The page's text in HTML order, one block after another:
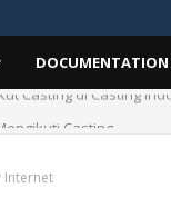
DOCUMENTATION
Internet